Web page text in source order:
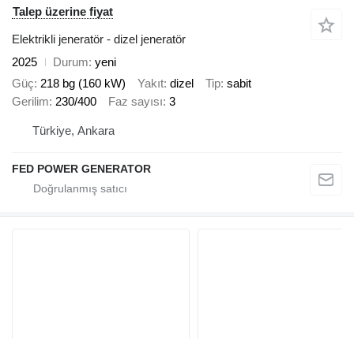
Talep üzerine fiyat
Elektrikli jeneratör - dizel jeneratör
2025
Durum yeni
Güç 218 bg (160 kW) Yakıt dizel Tip sabit
Gerilim 230/400 Faz sayısı 3
Türkiye, Ankara
FED POWER GENERATOR